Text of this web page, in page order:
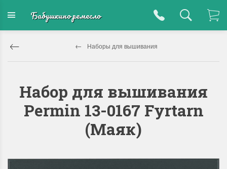
Бабушкино ремесло
Наборы для вышивания
Набор для вышивания
Permin 13-0167 Fyrtarn
(Маяк)